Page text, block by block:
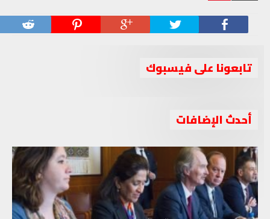
تابعونا على فيسبوك
أحدث الإضافات